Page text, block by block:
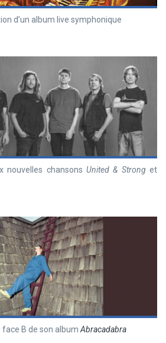
d’un album live symphonique
nouvelles chansons United & Stronget
B de son album Abracadabra